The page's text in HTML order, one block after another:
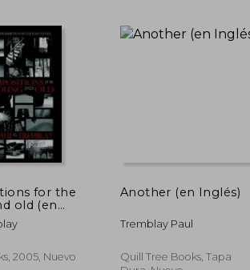
5%
dcto.
14,46 €
for the
old (en
2005, Nuevo
Another (en Inglés)
Tremblay Paul
Quill Tree Books, Tapa